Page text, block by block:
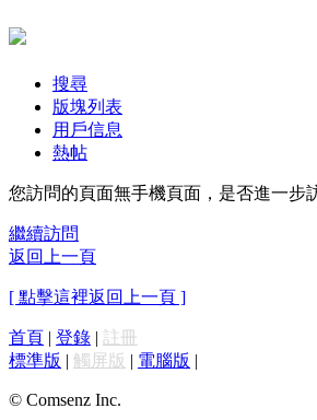
搜尋
版塊列表
用戶信息
熱帖
您訪問的頁面無手機頁面，是否進一步
繼續訪問
返回上一頁
[ 點擊這裡返回上一頁 ]
首頁 | 登錄 | 註冊
標準版 | 觸屏版 | 電腦版 |
© Comsenz Inc.